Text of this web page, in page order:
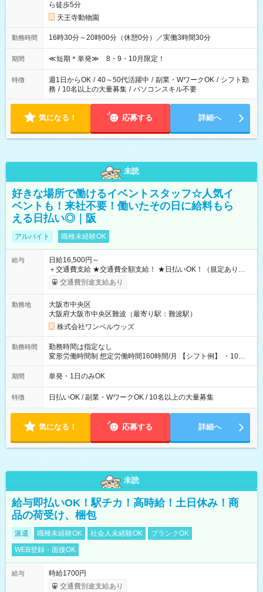
ら徒歩5分
天王寺動物園
勤務時間 16時30分～20時00分（休憩0分）／実働3時間30分
期間 ≪短期＊単発≫ 8・9・10月限定！
特徴 週1日からOK / 40～50代活躍中 / 副業・WワークOK / シフト勤
務 / 10名以上の大量募集 / パソコンスキル不要
気になる！ 応募する 詳細へ
未読
好きな場所で働けるイベントスタッフ☆人気イ
ベントも！来社不要！働いたその日に給料もら
える日払い◎｜阪
アルバイト 職種未経験OK
給与
日給16,500円～
＋交通費支給 ★交通費全額支給！ ★日払いOK！（規定あり） ┗
働いたその日に現金GET♪ お仕事後はコンビニATMから 日払
交通費別途支給あり
勤務地
大阪市中央区
大阪府大阪市中央区難波（最寄り駅：難波駅）
株式会社ワンベルウッズ
勤務時間
勤務時間は指定なし
変形労働時間制 想定労働時間160時間/月 【シフト例】 ・10：
00～20：00
期間 単発・1日のみOK
特徴 日払いOK / 副業・WワークOK / 10名以上の大量募集
気になる！ 応募する 詳細へ
未読
給与即払いOK！駅チカ！高時給！土日休み！商
品の荷受け、梱包
派遣 職種未経験OK 社会人未経験OK
ブランクOK
WEB登録・面接OK
給与
時給1700円
交通費別途支給あり